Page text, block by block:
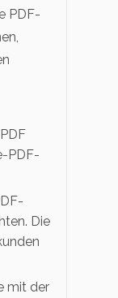
PDF-
PDF-
Die
mit der